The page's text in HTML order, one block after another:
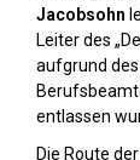
Jacobsohn
Leiter des
aufgrund
entlassen
Die Route